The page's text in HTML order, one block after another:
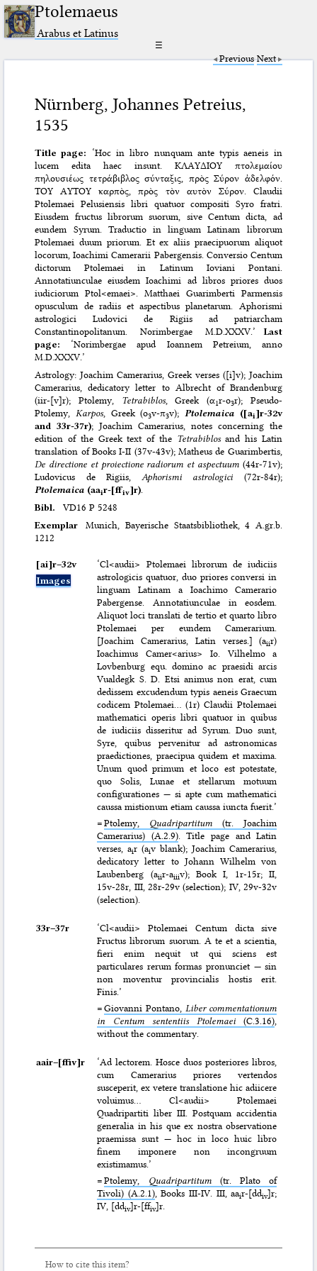
Ptolemaeus
Arabus et Latinus
☰
Previous Next
Nürnberg, Johannes Petreius,
1535
Title page:
‘Hoc in libro nunquam ante typis aeneis in
lucem edita haec insunt. ΚΛΑΥΔΙΟΥ πτολεμαίου
πηλουσιέως τετράβιβλος σύνταξις, πρὸς Σύρον ἀδελφόν.
ΤΟΥ ΑΥΤΟΥ καρπὸς, πρὸς τὸν αυτὸν Σύρον. Claudii
Ptolemaei Pelusiensis libri quatuor compositi Syro fratri.
Eiusdem fructus librorum suorum, sive Centum dicta, ad
eundem Syrum. Traductio in linguam Latinam librorum
Ptolemaei duum priorum. Et ex aliis praecipuorum aliquot
locorum, Ioachimi Camerarii Pabergensis. Conversio Centum
dictorum Ptolemaei in Latinum Ioviani Pontani.
Annotatiunculae eiusdem Ioachimi ad libros priores duos
iudiciorum Ptol<emaei>. Matthaei Guarimberti Parmensis
opusculum de radiis et aspectibus planetarum. Aphorismi
astrologici Ludovici de Rigiis ad patriarcham
Constantinopolitanum. Norimbergae M.D.XXXV.’
Last
page:
‘Norimbergae apud Ioannem Petreium, anno
M.D.XXXV.’
Astrology: Joachim Camerarius, Greek verses ([i]v); Joachim
Camerarius, dedicatory letter to Albrecht of Brandenburg
(iir-[v]r); Ptolemy, Tetrabiblos, Greek (α1r-ο3r); Pseudo-
Ptolemy, Karpos, Greek (o3v-π3v); Ptolemaica ([ai]r-32v
and 33r-37r); Joachim Camerarius, notes concerning the
edition of the Greek text of the Tetrabiblosand his Latin
translation of Books I-II (37v-43v); Matheus de Guarimbertis,
De directione et proiectione radiorum et aspectuum(44r-71v);
Ludovicus de Rigiis, Aphorismi astrologici (72r-84r);
Ptolemaica (aair-[ffiv]r)
Bibl.VD16 P 5248
ExemplarMunich, Bayerische Staatsbibliothek, 4 A.gr.b.
1212
[ai]r–⁠32v
Images
‘Cl<audii> Ptolemaei librorum de iudiciis
astrologicis quatuor, duo priores conversi in
linguam Latinam a Ioachimo Camerario
Pabergense. Annotatiunculae in eosdem.
Aliquot loci translati de tertio et quarto libro
Ptolemaei per eundem Camerarium.
[Joachim Camerarius, Latin verses.] (aiir)
Ioachimus Camer<arius> Io. Vilhelmo a
Lovbenburg equ. domino ac praesidi arcis
Vualdegk S. D. Etsi animus non erat, cum
dedissem excudendum typis aeneis Graecum
codicem Ptolemaei… (1r) Claudii Ptolemaei
mathematici operis libri quatuor in quibus
de iudiciis disseritur ad Syrum. Duo sunt,
Syre, quibus pervenitur ad astronomicas
praedictiones, praecipua quidem et maxima.
Unum quod primum et loco est potestate,
quo Solis, Lunae et stellarum motuum
configurationes — si apte cum mathematici
caussa mistionum etiam caussa iuncta fuerit.’
=Ptolemy, Quadripartitum (tr. Joachim
Camerarius) (A.2.9). Title page and Latin
verses, air (aiv blank); Joachim Camerarius,
dedicatory letter to Johann Wilhelm von
Laubenberg (aiir-aiiiv); Book I, 1r-15r; II,
15v-28r, III, 28r-29v (selection); IV, 29v-32v
(selection).
33r–⁠37r
‘Cl<audii> Ptolemaei Centum dicta sive
Fructus librorum suorum. A te et a scientia,
fieri enim nequit ut qui sciens est
particulares rerum formas pronunciet — sin
non moventur provincialis hostis erit.
Finis.’
=Giovanni Pontano, Liber commentationum
in Centum sententiis Ptolemaei (C.3.16),
without the commentary.
aair–⁠[ffiv]r
‘Ad lectorem. Hosce duos posteriores libros,
cum Camerarius priores vertendos
susceperit, ex vetere translatione hic adiicere
voluimus… Cl<audii> Ptolemaei
Quadripartiti liber III. Postquam accidentia
generalia in his que ex nostra observatione
praemissa sunt — hoc in loco huic libro
finem imponere non incongruum
existimamus.’
=Ptolemy, Quadripartitum(tr. Plato of
Tivoli) (A.2.1), Books III-IV. III, aair-[ddiv]r;
IV, [ddiv]r-[ffiv]r.
How to cite this item?